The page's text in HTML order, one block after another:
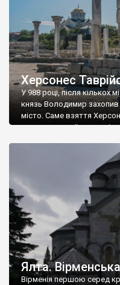
Херсонес
У 988 році, після кількох
князь Володимир захопив
місто. Саме взяття
диктувати свої умови
Херсонесі Володимир-
А потім було Хрещення
Ялта.
Вірменія першою серед